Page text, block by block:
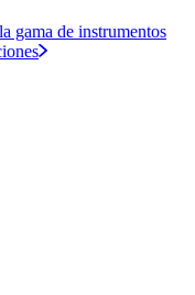
gama de instrumentos